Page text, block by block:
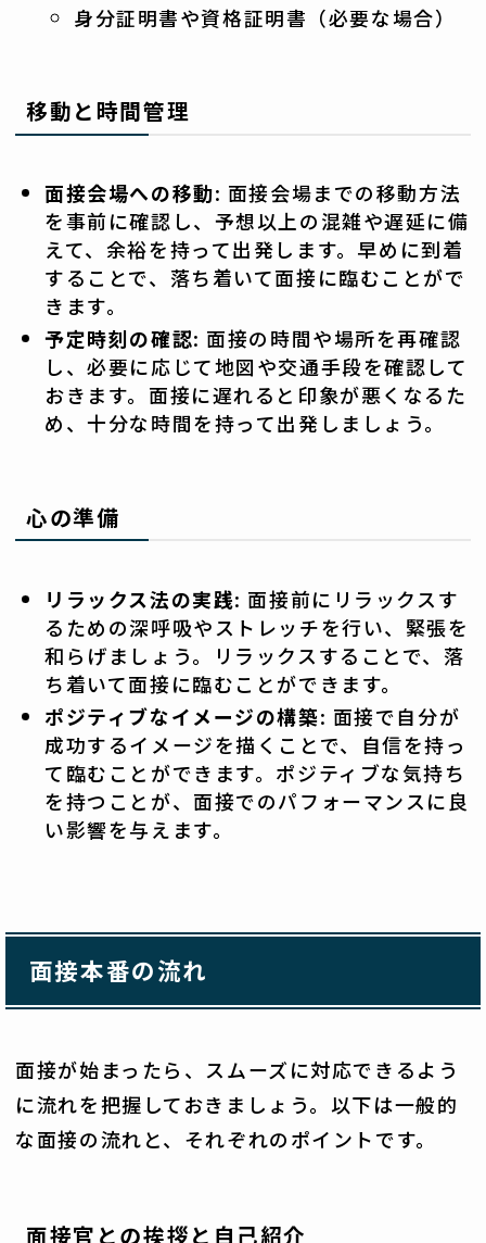
身分証明書や資格証明書（必要な場合）
移動と時間管理
面接会場への移動: 面接会場までの移動方法
を事前に確認し、予想以上の混雑や遅延に備
えて、余裕を持って出発します。早めに到着
することで、落ち着いて面接に臨むことがで
きます。
予定時刻の確認: 面接の時間や場所を再確認
し、必要に応じて地図や交通手段を確認して
おきます。面接に遅れると印象が悪くなるた
め、十分な時間を持って出発しましょう。
心の準備
リラックス法の実践: 面接前にリラックスす
るための深呼吸やストレッチを行い、緊張を
和らげましょう。リラックスすることで、落
ち着いて面接に臨むことができます。
ポジティブなイメージの構築: 面接で自分が
成功するイメージを描くことで、自信を持っ
て臨むことができます。ポジティブな気持ち
を持つことが、面接でのパフォーマンスに良
い影響を与えます。
面接本番の流れ
面接が始まったら、スムーズに対応できるよう
に流れを把握しておきましょう。以下は一般的
な面接の流れと、それぞれのポイントです。
面接官との挨拶と自己紹介